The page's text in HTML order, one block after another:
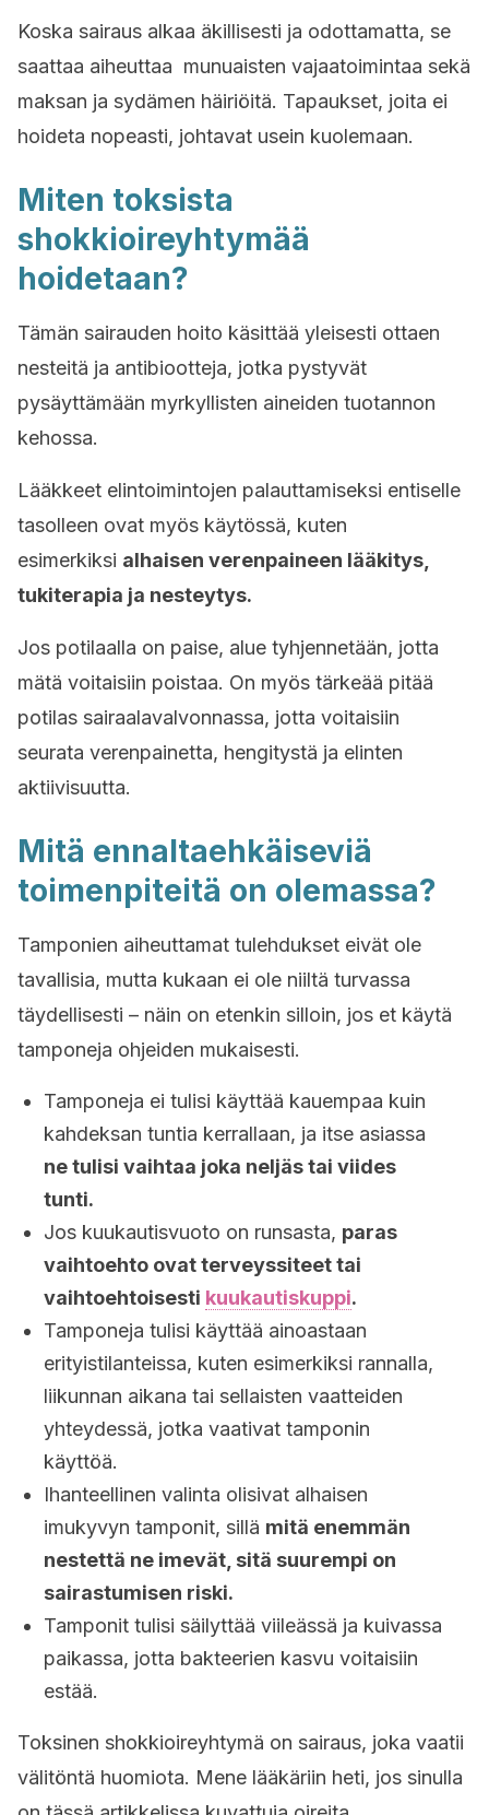
Koska sairaus alkaa äkillisesti ja odottamatta, se
saattaa aiheuttaa munuaisten vajaatoimintaa sekä
maksan ja sydämen häiriöitä. Tapaukset, joita ei
hoideta nopeasti, johtavat usein kuolemaan.
Miten toksista
shokkioireyhtymää
hoidetaan?
Tämän sairauden hoito käsittää yleisesti ottaen
nesteitä ja antibiootteja, jotka pystyvät
pysäyttämään myrkyllisten aineiden tuotannon
kehossa.
Lääkkeet elintoimintojen palauttamiseksi entiselle
tasolleen ovat myös käytössä, kuten
esimerkiksi alhaisen verenpaineen lääkitys,
tukiterapia ja nesteytys.
Jos potilaalla on paise, alue tyhjennetään, jotta
mätä voitaisiin poistaa. On myös tärkeää pitää
potilas sairaalavalvonnassa, jotta voitaisiin
seurata verenpainetta, hengitystä ja elinten
aktiivisuutta.
Mitä ennaltaehkäiseviä
toimenpiteitä on olemassa?
Tamponien aiheuttamat tulehdukset eivät ole
tavallisia, mutta kukaan ei ole niiltä turvassa
täydellisesti – näin on etenkin silloin, jos et käytä
tamponeja ohjeiden mukaisesti.
Tamponeja ei tulisi käyttää kauempaa kuin
kahdeksan tuntia kerrallaan, ja itse asiassa
ne tulisi vaihtaa joka neljäs tai viides
tunti.
Jos kuukautisvuoto on runsasta, paras
vaihtoehto ovat terveyssiteet tai
vaihtoehtoisesti kuukautiskuppi.
Tamponeja tulisi käyttää ainoastaan
erityistilanteissa, kuten esimerkiksi rannalla,
liikunnan aikana tai sellaisten vaatteiden
yhteydessä, jotka vaativat tamponin
käyttöä.
Ihanteellinen valinta olisivat alhaisen
imukyvyn tamponit, sillä mitä enemmän
nestettä ne imevät, sitä suurempi on
sairastumisen riski.
Tamponit tulisi säilyttää viileässä ja kuivassa
paikassa, jotta bakteerien kasvu voitaisiin
estää.
Toksinen shokkioireyhtymä on sairaus, joka vaatii
välitöntä huomiota. Mene lääkäriin heti, jos sinulla